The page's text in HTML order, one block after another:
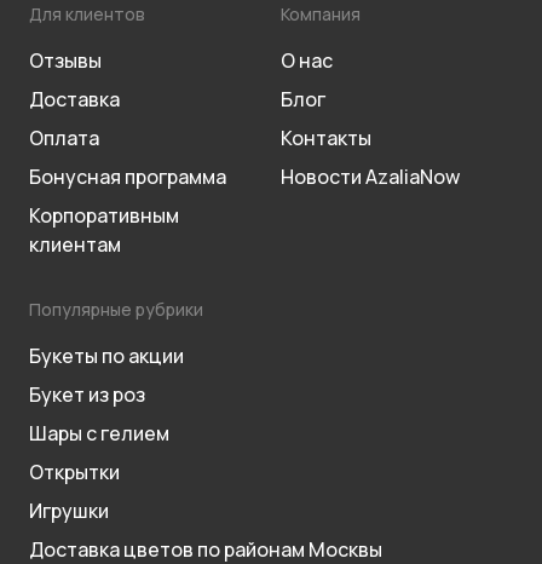
Для клиентов
Отзывы
Доставка
Оплата
Бонусная программа
Корпоративным
клиентам
Компания
О нас
Блог
Контакты
Новости AzaliaNow
Популярные рубрики
Букеты по акции
Букет из роз
Шары с гелием
Открытки
Игрушки
Доставка цветов по районам Москвы